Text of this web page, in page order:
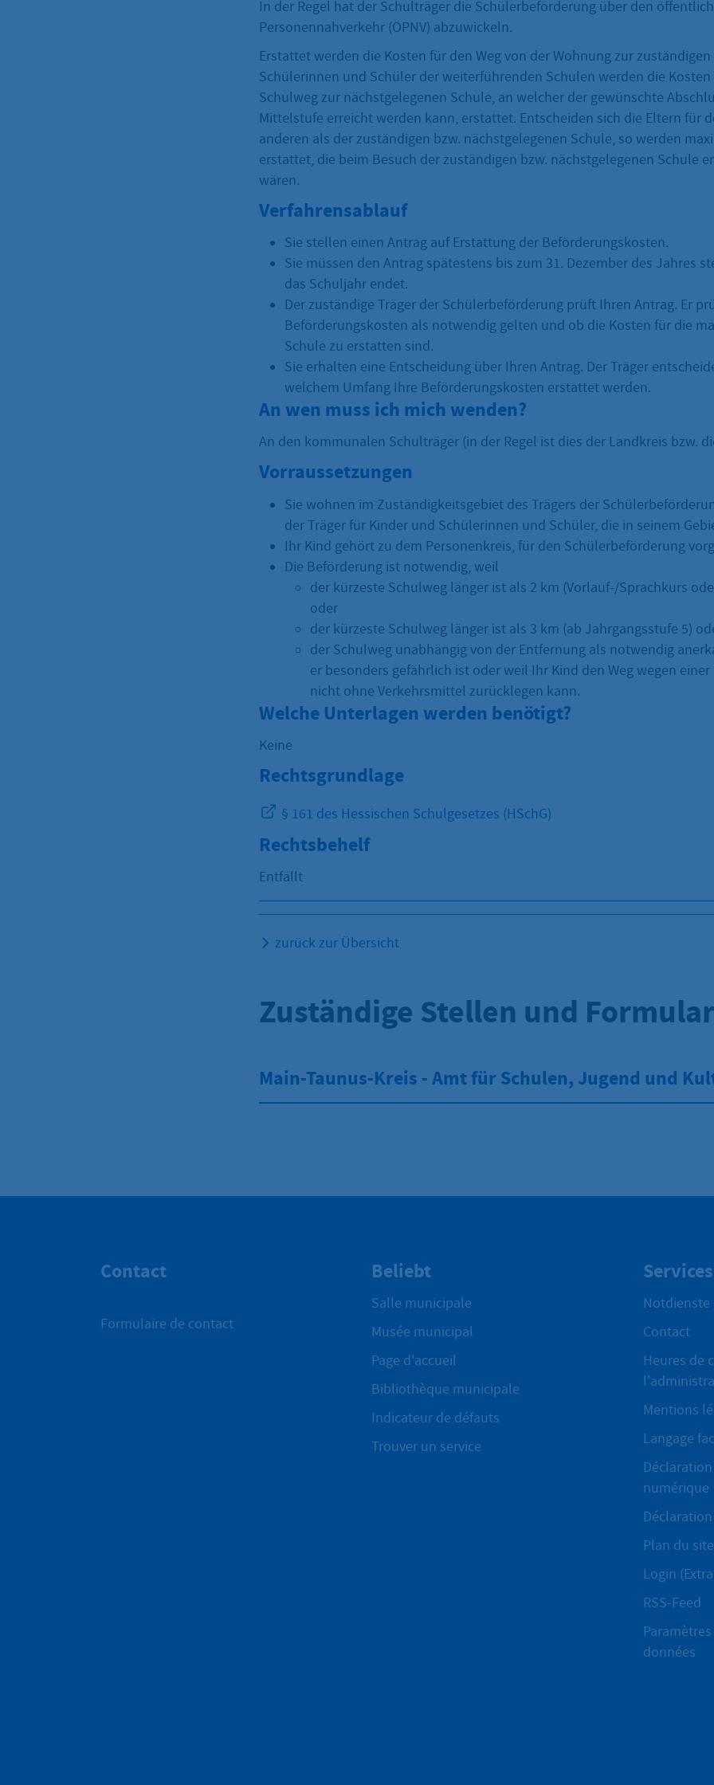
In der Regel hat der Schulträger die Schülerbeförderung über den
Personennahverkehr (ÖPNV) abzuwickeln.
Erstattet werden die Kosten für den Weg von der Wohnung zur
Schülerinnen und Schüler der weiterführenden Schulen werden die
Schulweg zur nächstgelegenen Schule, an welcher der gewünschte
Mittelstufe erreicht werden kann, erstattet. Entscheiden sich die Eltern für
anderen als der zuständigen bzw. nächstgelegenen Schule, so werden
erstattet, die beim Besuch der zuständigen bzw. nächstgelegenen Schule
wären.
Verfahrensablauf
Sie stellen einen Antrag auf Erstattung der Beförderungskosten.
Sie müssen den Antrag spätestens bis zum 31. Dezember des Jahres
das Schuljahr endet.
Der zuständige Träger der Schülerbeförderung prüft Ihren Antrag. Er
Beförderungskosten als notwendig gelten und ob die Kosten für die
Schule zu erstatten sind.
Sie erhalten eine Entscheidung über Ihren Antrag. Der Träger
welchem Umfang Ihre Beförderungskosten erstattet werden.
An wen muss ich mich wenden?
An den kommunalen Schulträger (in der Regel ist dies der Landkreis bzw.
Vorraussetzungen
Sie wohnen im Zuständigkeitsgebiet des Trägers der
der Träger für Kinder und Schülerinnen und Schüler, die in seinem
Ihr Kind gehört zu dem Personenkreis, für den Schülerbeförderung
Die Beförderung ist notwendig, weil
der kürzeste Schulweg länger ist als 2 km (Vorlauf-/Sprachkurs
oder
der kürzeste Schulweg länger ist als 3 km (ab Jahrgangsstufe 5)
der Schulweg unabhängig von der Entfernung als notwendig
er besonders gefährlich ist oder weil Ihr Kind den Weg wegen
nicht ohne Verkehrsmittel zurücklegen kann.
Welche Unterlagen werden benötigt?
Keine
Rechtsgrundlage
§ 161 des Hessischen Schulgesetzes (HSchG)
Rechtsbehelf
Entfällt
zurück zur Übersicht
Zuständige Stellen und
Main-Taunus-Kreis - Amt für Schulen, Jugend und
Contact
Formulaire de contact
Beliebt
Salle municipale
Musée municipal
Page d'accueil
Bibliothèque municipale
Indicateur de défauts
Trouver un service
Services
Notdienste
Contact
Heures de
Mentions
Langage
numérique
Plan du site
Login
RSS-Feed
données